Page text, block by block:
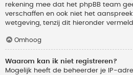
rekening mee dat het phpBB team
verschaffen en ook niet het
wetgeving, tenzij dit hieronder
Omhoog
Waarom kan ik niet registreren?
Mogelijk heeft de beheerder je IP-